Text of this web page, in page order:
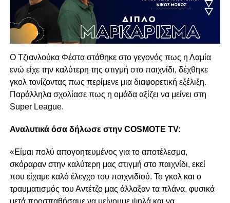
Ο Τζιανλούκα Φέστα στάθηκε στο γεγονός πως η Λαμία
ενώ είχε την καλύτερη της στιγμή στο παιχνίδι, δέχθηκε
γκολ τονίζοντας πως περίμενε μια διαφορετική εξέλιξη.
Παράλληλα σχολίασε πως η ομάδα αξίζει να μείνει στη
Super League.
Αναλυτικά όσα δήλωσε στην COSMOTE TV:
«Είμαι πολύ απογοητευμένος για το αποτέλεσμα,
σκόραραν στην καλύτερη μας στιγμή στο παιχνίδι, εκεί
που είχαμε καλό έλεγχο του παιχνιδιού. Το γκολ και ο
τραυματισμός του Αντέτζο μας άλλαξαν τα πλάνα, φυσικά